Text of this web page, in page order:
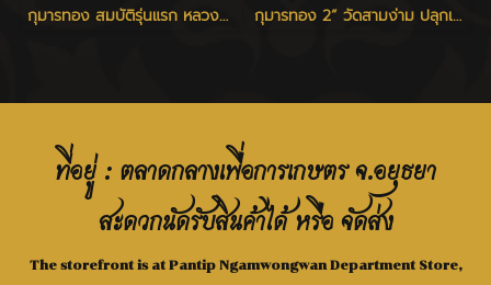
กุมารทอง สมบัติรุ่นแรก หลวงพ่อพูล วัดไผ่ล้อม นครปฐม กุมารทอง 2” วัดสามง่าม ปลุกเสก ๑๑ เมษายน ๒๕๖๗
ที่อยู่ : ตลาดกลางเพื่อการเกษตร จ.อยุธยา
สะดวกนัดรับสินค้าได้ หรือ จัดส่ง
The storefront is at Pantip Ngamwongwan Department Store,